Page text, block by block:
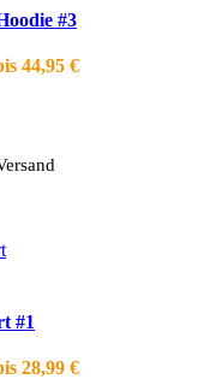
gewählt werden
#3
44,95 €
gewählt werden
#1
28,99 €